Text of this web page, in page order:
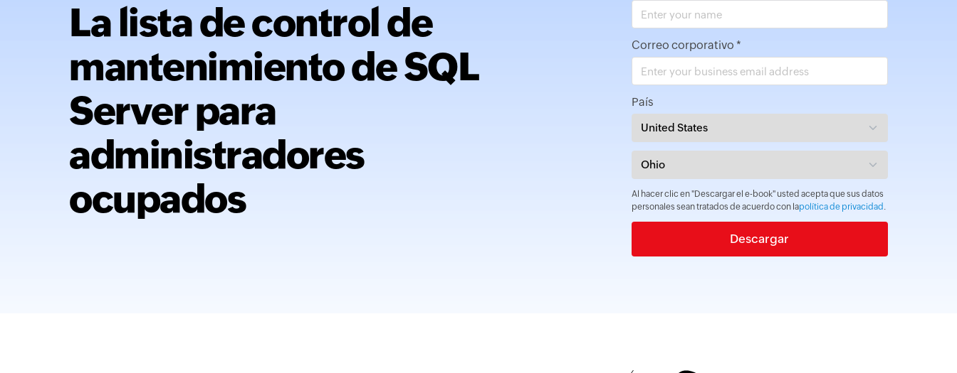
La lista de control de
mantenimiento de SQL
Server para
administradores
ocupados
Correo corporativo *
País
Al hacer clic en "Descargar el e-book" usted acepta que sus datos
personales sean tratados de acuerdo con lapolítica de privacidad .